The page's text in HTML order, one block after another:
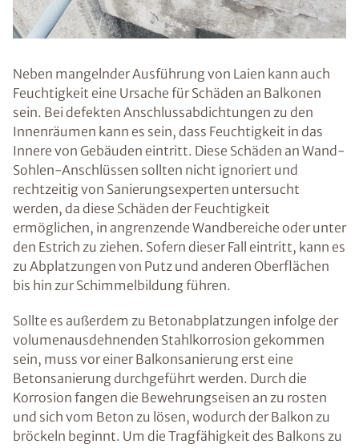
Neben mangelnder Ausführung von Laien kann auch
Feuchtigkeit eine Ursache für Schäden an Balkonen
sein. Bei defekten Anschlussabdichtungen zu den
Innenräumen kann es sein, dass Feuchtigkeit in das
Innere von Gebäuden eintritt. Diese Schäden an Wand-
Sohlen-Anschlüssen sollten nicht ignoriert und
rechtzeitig von Sanierungsexperten untersucht
werden, da diese Schäden der Feuchtigkeit
ermöglichen, in angrenzende Wandbereiche oder unter
den Estrich zu ziehen. Sofern dieser Fall eintritt, kann es
zu Abplatzungen von Putz und anderen Oberflächen
bis hin zur Schimmelbildung führen.
Sollte es außerdem zu Betonabplatzungen infolge der
volumenausdehnenden Stahlkorrosion gekommen
sein, muss vor einer Balkonsanierung erst eine
Betonsanierung durchgeführt werden. Durch die
Korrosion fangen die Bewehrungseisen an zu rosten
und sich vom Beton zu lösen, wodurch der Balkon zu
bröckeln beginnt. Um die Tragfähigkeit des Balkons zu